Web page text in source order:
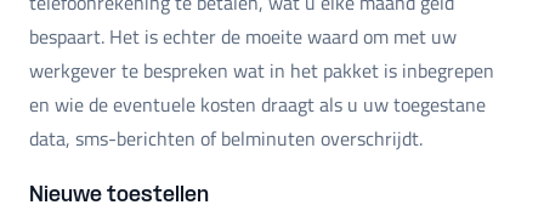
bespaart. Het is echter de moeite waard om met uw
werkgever te bespreken wat in het pakket is inbegrepen
en wie de eventuele kosten draagt als u uw toegestane
data, sms-berichten of belminuten overschrijdt.
Nieuwe toestellen